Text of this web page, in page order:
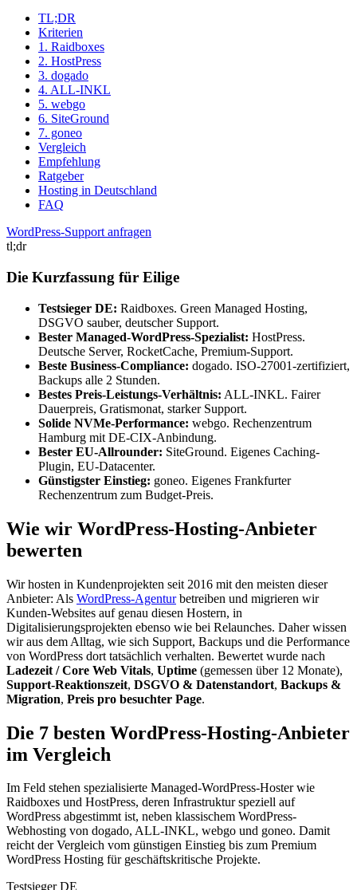
TL;DR
Kriterien
1. Raidboxes
2. HostPress
3. dogado
4. ALL-INKL
5. webgo
6. SiteGround
7. goneo
Vergleich
Empfehlung
Ratgeber
Hosting in Deutschland
FAQ
WordPress-Support anfragen
tl;dr
Die Kurzfassung für Eilige
Testsieger DE: Raidboxes. Green Managed Hosting,
DSGVO sauber, deutscher Support.
Bester Managed-WordPress-Spezialist: HostPress.
Deutsche Server, RocketCache, Premium-Support.
Beste Business-Compliance: dogado. ISO-27001-zertifiziert,
Backups alle 2 Stunden.
Bestes Preis-Leistungs-Verhältnis: ALL-INKL. Fairer
Dauerpreis, Gratismonat, starker Support.
Solide NVMe-Performance: webgo. Rechenzentrum
Hamburg mit DE-CIX-Anbindung.
Bester EU-Allrounder: SiteGround. Eigenes Caching-
Plugin, EU-Datacenter.
Günstigster Einstieg: goneo. Eigenes Frankfurter
Rechenzentrum zum Budget-Preis.
Wie wir WordPress-Hosting-Anbieter
bewerten
Wir hosten in Kundenprojekten seit 2016 mit den meisten dieser
Anbieter: Als WordPress-Agenturbetreiben und migrieren wir
Kunden-Websites auf genau diesen Hostern, in
Digitalisierungsprojekten ebenso wie bei Relaunches. Daher wissen
wir aus dem Alltag, wie sich Support, Backups und die Performance
von WordPress dort tatsächlich verhalten. Bewertet wurde nach
Ladezeit / Core Web Vitals, Uptime (gemessen über 12 Monate),
Support-Reaktionszeit, DSGVO & Datenstandort, Backups &
Migration, Preis pro besuchter Page.
Die 7 besten WordPress-Hosting-Anbieter
im Vergleich
Im Feld stehen spezialisierte Managed-WordPress-Hoster wie
Raidboxes und HostPress, deren Infrastruktur speziell auf
WordPress abgestimmt ist, neben klassischem WordPress-
Webhosting von dogado, ALL-INKL, webgo und goneo. Damit
reicht der Vergleich vom günstigen Einstieg bis zum Premium
WordPress Hosting für geschäftskritische Projekte.
Testsieger DE